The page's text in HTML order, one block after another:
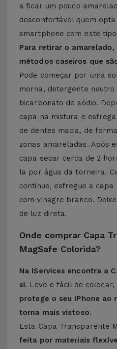
a ficar um pouco
desconfortável quem
smartphone com este
Para retirar o
métodos caseiros que
Pode começar por uma
morna, detergente neutro
bicarbonato de sódio.
capa na mistura e
de dentes macia, de
zonas amareladas. Após
capa secar cerca de 2
la por água da torneira.
continue, esfregue a capa
com vinagre branco.
de luz direta.
Onde comprar Capa
MagSafe Colorida?
Na iServices encontra a
si. Leve e fácil de colocar,
protege o seu iPhone ao
torna mais vistoso.
Esta Capa Transparente
feita por materiais